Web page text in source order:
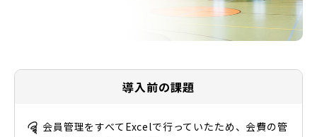
導入前の課題
会員管理をすべてExcelで行っていたため、会費の管